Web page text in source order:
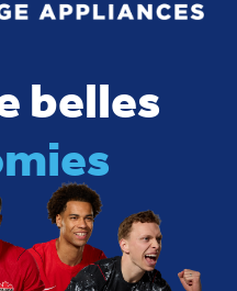
belles